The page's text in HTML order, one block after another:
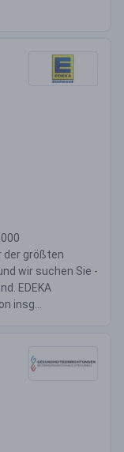
der größten
wir suchen Sie -
EDEKA
insg...